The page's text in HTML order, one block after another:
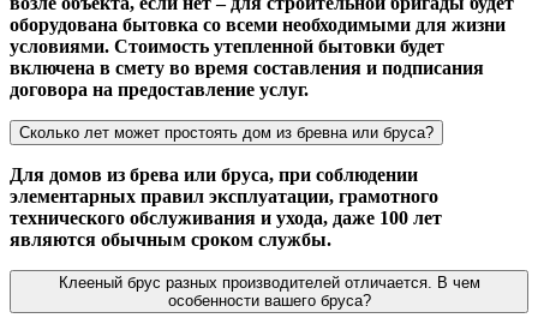
оборудована бытовка со всеми необходимыми для жизни
условиями. Стоимость утепленной бытовки будет
включена в смету во время составления и подписания
договора на предоставление услуг.
Сколько лет может простоять дом из бревна или бруса?
Для домов из брева или бруса, при соблюдении
элементарных правил эксплуатации, грамотного
технического обслуживания и ухода, даже 100 лет
являются обычным сроком службы.
Клееный брус разных производителей отличается. В чем
особенности вашего бруса?